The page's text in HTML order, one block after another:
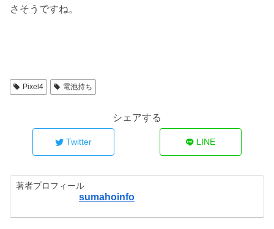
さそうですね。
Pixel4 電池持ち
シェアする
Twitter LINE
著者プロフィール
sumahoinfo